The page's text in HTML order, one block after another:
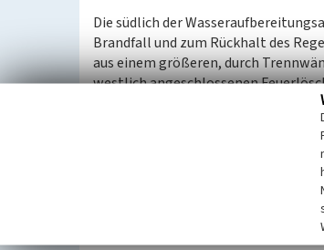
Die südlich der
Brandfall und zum Rückhalt des
aus einem größeren, durch
westlich angeschlossenen
dem Erdreich und verfügen auf der
(Nils Schinker, Landesamt für
Erbauung 1995–2000